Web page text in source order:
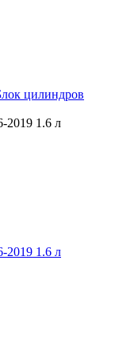
цилиндров
2019 1.6 л